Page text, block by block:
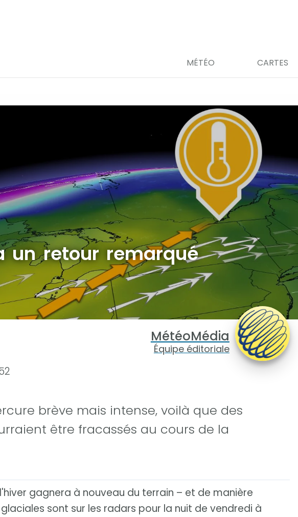
MÉTÉO CARTES
un retour remarqué
MétéoMédia
Équipe éditoriale
brève mais intense, voilà que des
être fracassés au cours de la
gagnera à nouveau du terrain – et de manière
sont sur les radars pour la nuit de vendredi à